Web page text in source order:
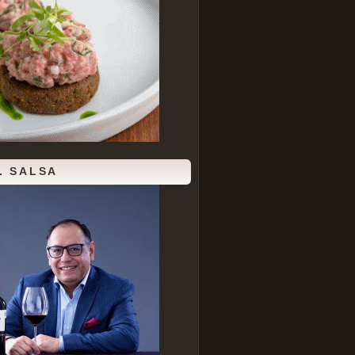
SALSA